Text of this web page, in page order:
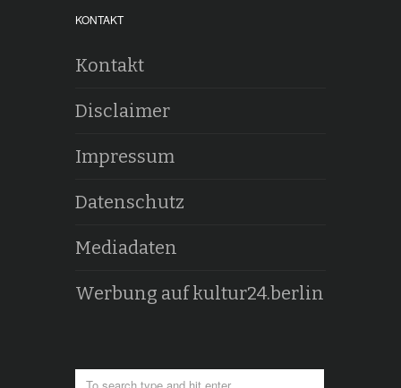
KONTAKT
Kontakt
Disclaimer
Impressum
Datenschutz
Mediadaten
Werbung auf kultur24.berlin